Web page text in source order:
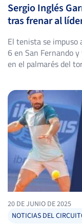
Sergio Inglés
tras frenar al
El tenista se
6 en San Fernando
en el palmarés del
20 DE JUNIO DE 2025
NOTICIAS DEL